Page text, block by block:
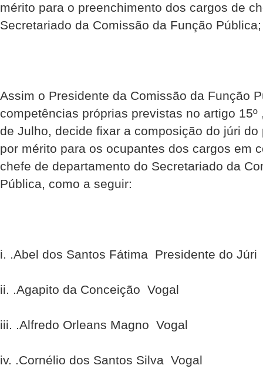
mérito para o preenchimento dos cargos de
Secretariado da Comissão da Função Pública;
Assim o Presidente da Comissão da Função
competências próprias previstas no artigo 15º
de Julho, decide fixar a composição do júri
por mérito para os ocupantes dos cargos em
chefe de departamento do Secretariado da
Pública, como a seguir:
i. .Abel dos Santos Fátima  Presidente do Júri
ii. .Agapito da Conceição  Vogal
iii. .Alfredo Orleans Magno  Vogal
iv. .Cornélio dos Santos Silva  Vogal